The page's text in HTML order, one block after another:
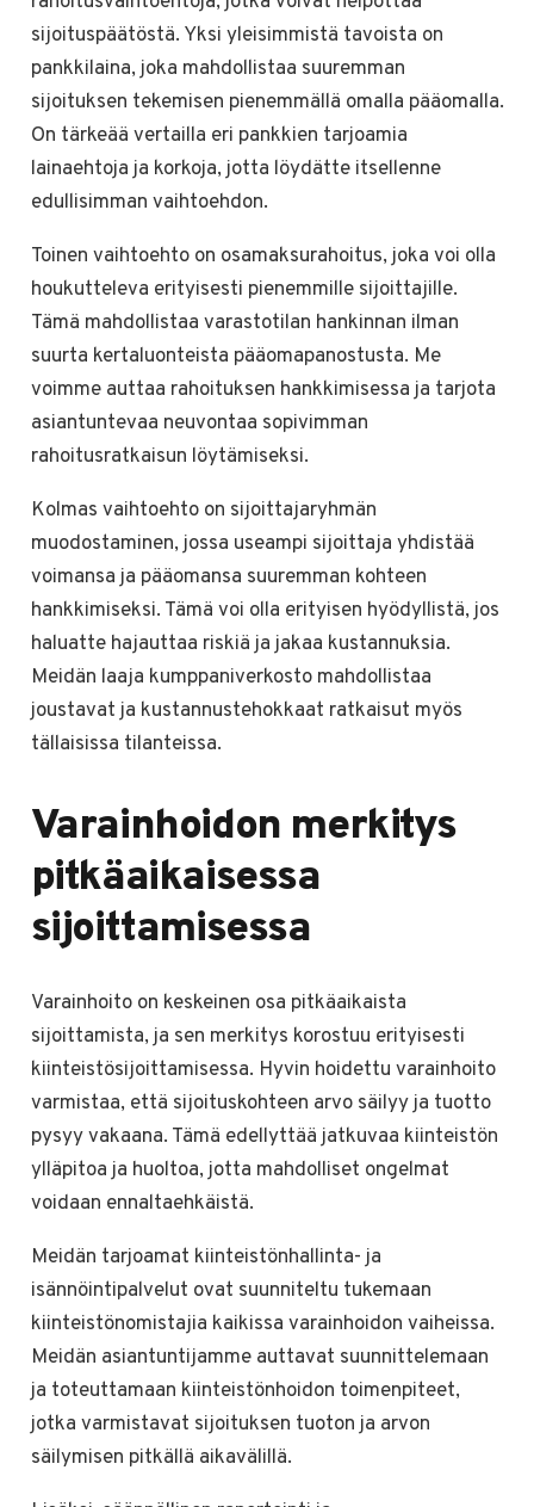
sijoituspäätöstä. Yksi yleisimmistä tavoista on
pankkilaina, joka mahdollistaa suuremman
sijoituksen tekemisen pienemmällä omalla pääomalla.
On tärkeää vertailla eri pankkien tarjoamia
lainaehtoja ja korkoja, jotta löydätte itsellenne
edullisimman vaihtoehdon.
Toinen vaihtoehto on osamaksurahoitus, joka voi olla
houkutteleva erityisesti pienemmille sijoittajille.
Tämä mahdollistaa varastotilan hankinnan ilman
suurta kertaluonteista pääomapanostusta. Me
voimme auttaa rahoituksen hankkimisessa ja tarjota
asiantuntevaa neuvontaa sopivimman
rahoitusratkaisun löytämiseksi.
Kolmas vaihtoehto on sijoittajaryhmän
muodostaminen, jossa useampi sijoittaja yhdistää
voimansa ja pääomansa suuremman kohteen
hankkimiseksi. Tämä voi olla erityisen hyödyllistä, jos
haluatte hajauttaa riskiä ja jakaa kustannuksia.
Meidän laaja kumppaniverkosto mahdollistaa
joustavat ja kustannustehokkaat ratkaisut myös
tällaisissa tilanteissa.
Varainhoidon merkitys
pitkäaikaisessa
sijoittamisessa
Varainhoito on keskeinen osa pitkäaikaista
sijoittamista, ja sen merkitys korostuu erityisesti
kiinteistösijoittamisessa. Hyvin hoidettu varainhoito
varmistaa, että sijoituskohteen arvo säilyy ja tuotto
pysyy vakaana. Tämä edellyttää jatkuvaa kiinteistön
ylläpitoa ja huoltoa, jotta mahdolliset ongelmat
voidaan ennaltaehkäistä.
Meidän tarjoamat kiinteistönhallinta- ja
isännöintipalvelut ovat suunniteltu tukemaan
kiinteistönomistajia kaikissa varainhoidon vaiheissa.
Meidän asiantuntijamme auttavat suunnittelemaan
ja toteuttamaan kiinteistönhoidon toimenpiteet,
jotka varmistavat sijoituksen tuoton ja arvon
säilymisen pitkällä aikavälillä.